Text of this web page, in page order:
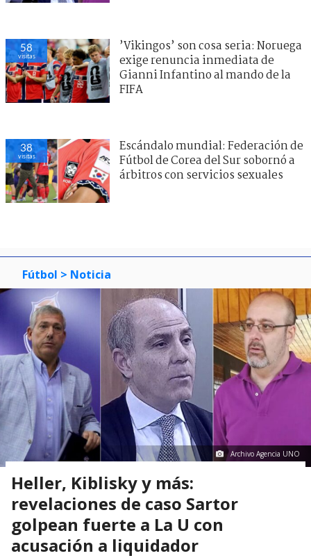
58
visitas
’Vikingos’ son cosa seria: Noruega
exige renuncia inmediata de
Gianni Infantino al mando de la
FIFA
38
visitas
Escándalo mundial: Federación de
Fútbol de Corea del Sur sobornó a
árbitros con servicios sexuales
Fútbol > Noticia
Archivo Agencia UNO
Heller, Kiblisky y más:
revelaciones de caso Sartor
golpean fuerte a La U con
acusación a liquidador